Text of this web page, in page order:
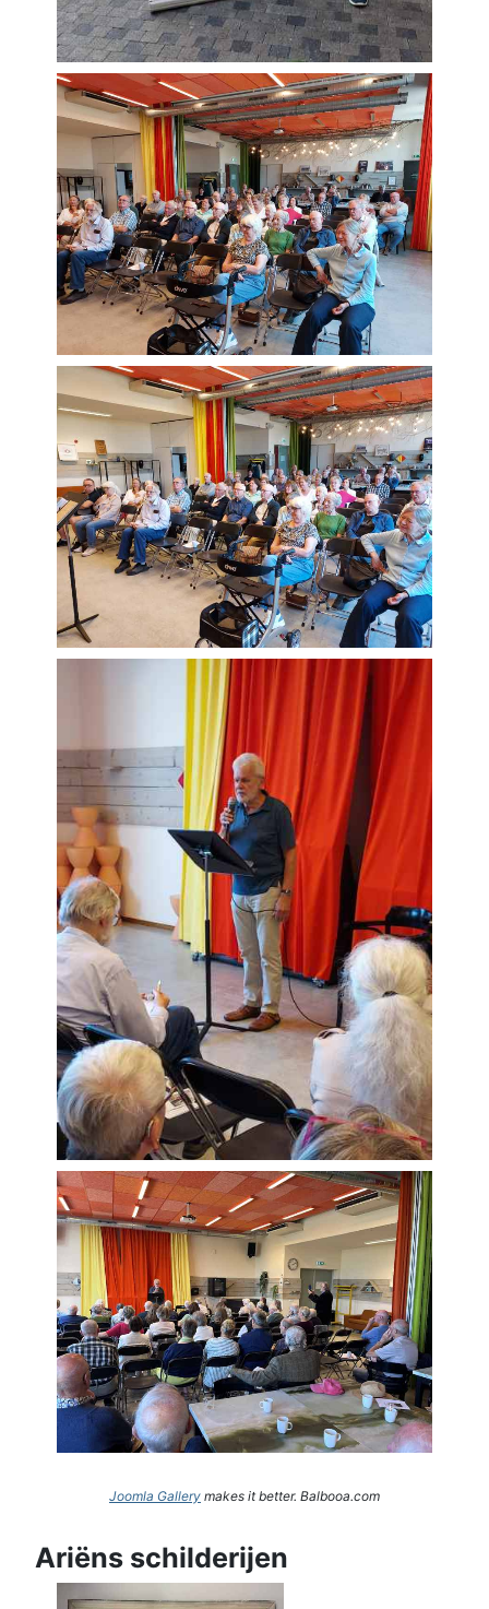
Joomla Gallery makes it better. Balbooa.com
Ariëns schilderijen